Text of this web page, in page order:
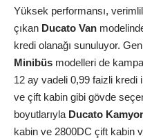
Yüksek performansı,
çıkan Ducato Van
kredi olanağı sunuluyor.
Minibüs modelleri de
12 ay vadeli 0,99 faizli kredi
ve çift kabin gibi gövde
boyutlarıyla Ducato
kabin ve 2800DC çift kabin